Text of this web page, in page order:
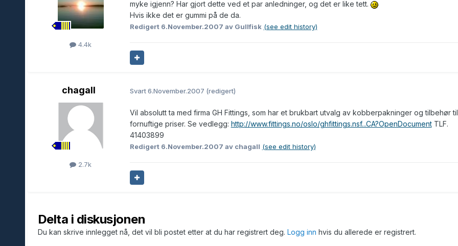
4.4k
myke igjenn? Har gjort dette ved et par anledninger, og det er like tett.
Hvis ikke det er gummi på de da.
Redigert 6.November.2007 av Gullfisk (see edit history)
chagall
2.7k
Svart6.November.2007 (redigert)
Vil absolutt ta med firma GH Fittings, som har et brukbart utvalg av kobberpakninger og tilbehør til
fornuftige priser. Se vedlegg: http://www.fittings.no/oslo/ghfittings.nsf...CA?OpenDocumentTLF.
41403899
Redigert 6.November.2007 av chagall (see edit history)
Delta i diskusjonen
Du kan skrive innlegget nå, det vil bli postet etter at du har registrert deg. Logg inn hvis du allerede er registrert.